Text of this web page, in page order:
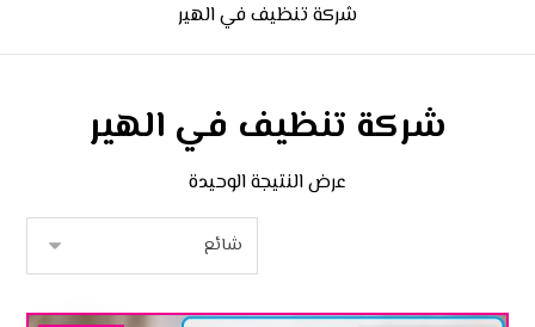
شركة تنظيف في الهير
شركة تنظيف في الهير
عرض النتيجة الوحيدة